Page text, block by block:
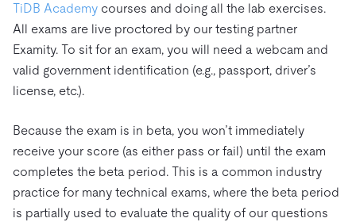
TiDB Academy courses and doing all the lab exercises.
All exams are live proctored by our testing partner
Examity. To sit for an exam, you will need a webcam and
valid government identification (e.g., passport, driver’s
license, etc.).
Because the exam is in beta, you won’t immediately
receive your score (as either pass or fail) until the exam
completes the beta period. This is a common industry
practice for many technical exams, where the beta period
is partially used to evaluate the quality of our questions